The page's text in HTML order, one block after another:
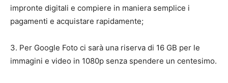
impronte digitali e compiere in maniera semplice i
pagamenti e acquistare rapidamente;
3. Per Google Foto ci sarà una riserva di 16 GB per le
immagini e video in 1080p senza spendere un centesimo.